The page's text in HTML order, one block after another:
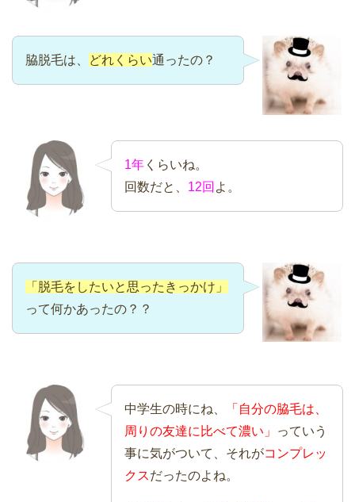
脇脱毛は、 どれくらい通ったの？
1年 くらいね。
回数だと、 12回 よ。
「脱毛をしたいと思ったきっかけ」
って何かあったの？？
中学生の時にね、
「自分の脇毛は、
周りの友達に比べて濃い」 っていう
事に気がついて、それがコンプレッ
クスだったのよね。